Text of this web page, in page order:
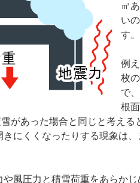
㎥
い
す。
例
枚
で
根
があった場合と同じと考える
にくくなったりする現象は
風圧力と積雪荷重をあらかじ